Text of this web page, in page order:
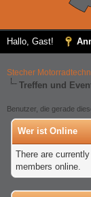
Hallo, Gast!
Stecher
Treffen und
Benutzer, die gerade
Wer ist Online
There are
members online.